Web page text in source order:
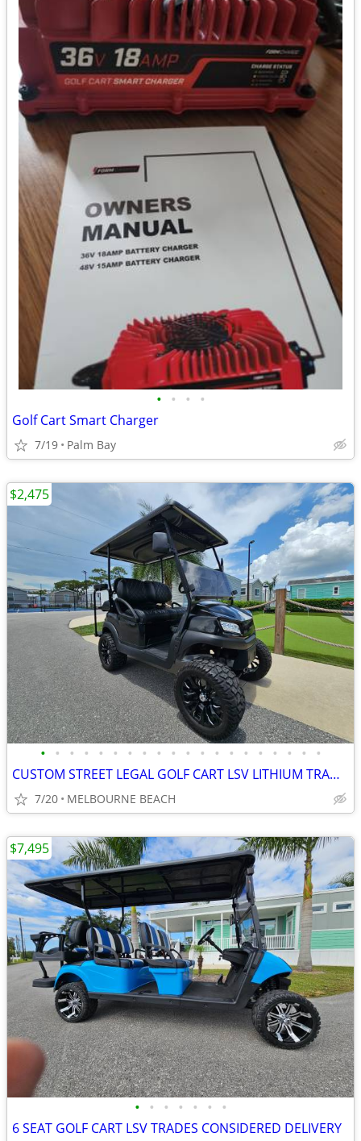
• • • •
Golf Cart Smart Charger
7/19 Palm Bay
• • • • • • • • • • • • • • • • • • • •
CUSTOM STREET LEGAL GOLF CART LSV LITHIUM TRADES N DELIVERY
7/20 MELBOURNE BEACH
$2,475
• • • • • • •
6 SEAT GOLF CART LSV TRADES CONSIDERED DELIVERY
$7,495